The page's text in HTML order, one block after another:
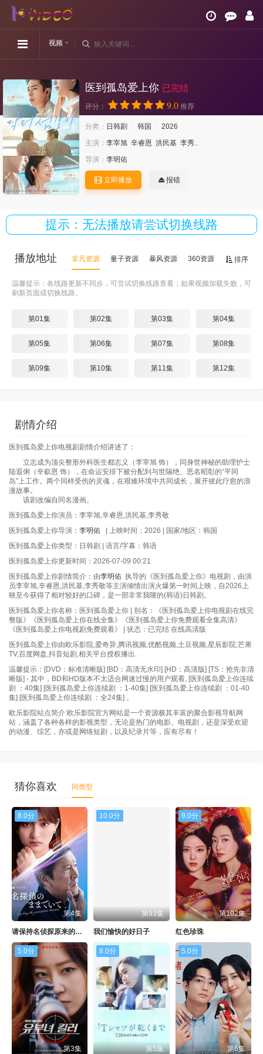
视频
医到孤岛爱上你 已完结
评分： 9.0 推荐
分类： 日韩剧 韩国
2026
主演： 李宰旭 辛睿恩 洪民基 李秀..
导演： 李明佑
立即播放 报错
提示：无法播放请尝试切换线路
排序
播放地址 非凡资源 量子资源 暴风资源 360资源 金鹰资源
温馨提示：各线路更新不同步，可尝试切换线路查看；如果视频加载失败，可
刷新页面或切换线路。
第01集 第02集 第03集 第04集
第05集 第06集 第07集 第08集
第09集 第10集 第11集 第12集
剧情介绍
医到孤岛爱上你电视剧剧情介绍讲述了：
立志成为顶尖整形外科医生都志义（李宰旭 饰），同身世神秘的助理护士
陆遐俐（辛叡恩 饰），在命运安排下被分配到与世隔绝、恶名昭彰的“平同
岛”上工作。两个同样受伤的灵魂，在艰难环境中共同成长，展开彼此疗愈的浪
漫故事。
该剧改编自同名漫画。
医到孤岛爱上你演员：李宰旭,辛睿恩,洪民基,李秀敬
医到孤岛爱上你导演： 李明佑 | 上映时间：2026 | 国家/地区：韩国
医到孤岛爱上你类型：日韩剧 | 语言/字幕：韩语
医到孤岛爱上你更新时间：2026-07-09 00:21
医到孤岛爱上你剧情简介：由李明佑 执导的《医到孤岛爱上你》电视剧，由演
员李宰旭,辛睿恩,洪民基,李秀敬等主演倾情出演火爆第一时间上映，自2026上
映至今获得了相对较好的口碑，是一部非常我噻的(韩语)日韩剧。
医到孤岛爱上你名称：医到孤岛爱上你 | 别名：《医到孤岛爱上你电视剧在线完
整版》《医到孤岛爱上你在线全集》《医到孤岛爱上你免费观看全集高清》
《医到孤岛爱上你电视剧免费观看》 | 状态：已完结 在线高清版
医到孤岛爱上你由欧乐影院,爱奇异,腾讯视频,优酷视频,土豆视频,星辰影院,芒果
TV,百度网盘,抖音短剧,相关平台授权播出.
温馨提示：[DVD：标准清晰版] [BD：高清无水印] [HD：高清版] [TS：抢先非清
晰版] - 其中，BD和HD版本不太适合网速过慢的用户观看, [医到孤岛爱上你连续
剧 ：40集] [医到孤岛爱上你连续剧 ：1-40集] [医到孤岛爱上你连续剧 ：01-40
集] [医到孤岛爱上你连续剧 ：全24集] 。
欧乐影院站点简介:欧乐影院官方网站是一个资源极其丰富的聚合影视导航网
站，涵盖了各种各样的影视类型，无论是热门的电影、电视剧，还是深受欢迎
的动漫、综艺，亦或是网络短剧，以及纪录片等，应有尽有！
猜你喜欢 同类型
8.0分
第4集
请保持名侦探原来的样子
10.0分
第93集
我们愉快的好日子
9.0分
第102集
红色珍珠
5.0分
第3集
8.0分
第5集
5.0分
第6集